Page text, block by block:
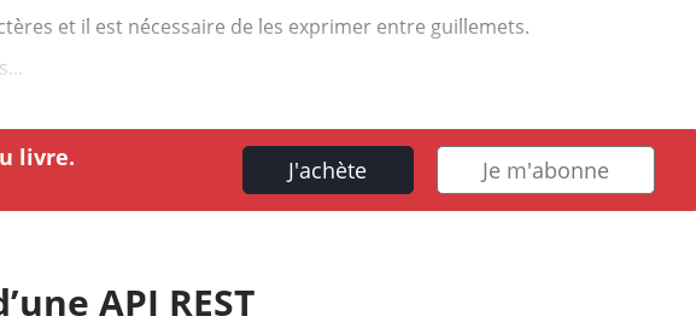
et il est nécessaire de les exprimer entre guillemets.
livre.
J'achète Je m'abonne
API REST